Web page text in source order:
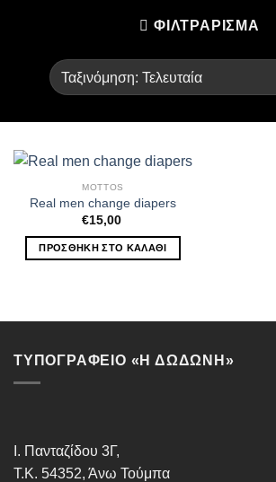
ΦΙΛΤΡΆΡΙΣΜΑ
MOTTOS
Real men change diapers
€15,00
ΠΡΟΣΘΉΚΗ ΣΤΟ ΚΑΛΆΘΙ
ΤΥΠΟΓΡΑΦΕΙΟ «Η ΔΩΔΩΝΗ»
Ι. Πανταζίδου 3Γ,
Τ.Κ. 54352, Άνω Τούμπα